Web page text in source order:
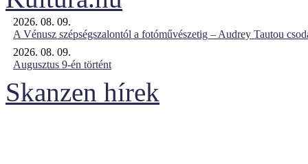
2026. 08. 09.
A Vénusz szépségszalontól a fotóművészetig – Audrey Tautou
2026. 08. 09.
Augusztus 9-én történt
Skanzen hírek